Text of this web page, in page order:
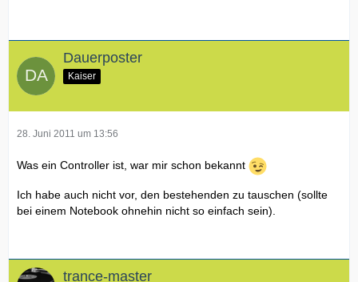
Dauerposter
Kaiser
28. Juni 2011 um 13:56
Was ein Controller ist, war mir schon bekannt
Ich habe auch nicht vor, den bestehenden zu tauschen (sollte
bei einem Notebook ohnehin nicht so einfach sein).
trance-master